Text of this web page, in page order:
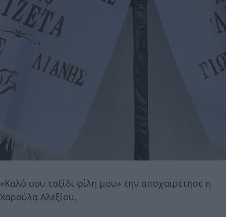
«Καλό σου ταξίδι φίλη μου» την αποχαιρέτησε η
Χαρούλα Αλεξίου,